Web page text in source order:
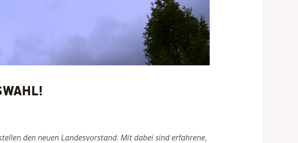
den neuen Landesvorstand. Mit dabei sind erfahrene,